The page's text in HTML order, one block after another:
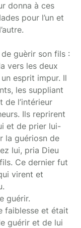
donna à ces
pour l’un et
guèrir son fils :
vers les deux
esprit impur. Il
les suppliant
de l’intérieur
Ils reprirent
et de prier lui-
la guériosn de
lui, pria Dieu
Ce dernier fut
virent et
guérir.
faiblesse et était
guérir et de lui